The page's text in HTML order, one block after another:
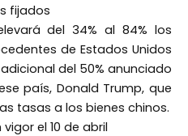
fijados
del 34% al 84% los
de Estados Unidos
del 50% anunciado
país, Donald Trump, que
tasas a los bienes chinos.
el 10 de abril